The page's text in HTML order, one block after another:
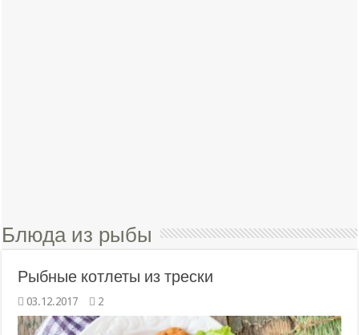
Блюда из рыбы
Рыбные котлеты из трески
03.12.2017 2